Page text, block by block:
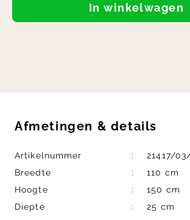
In winkelwagen
Afmetingen & details
Artikelnummer
21417/
Breedte
110 cm
Hoogte
150 cm
Diepte
25 cm